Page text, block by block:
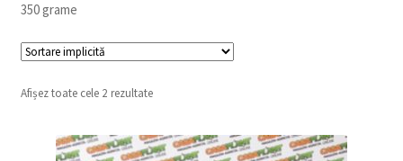
Igienă publică
350 grame
Afișez toate cele 2 rezultate